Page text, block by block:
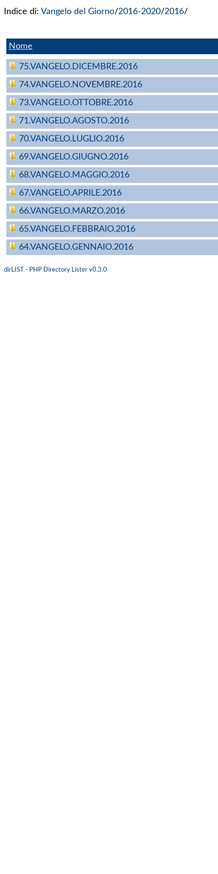
Indice di: Vangelo del Giorno/2016-2020/2016/
Nome
75.VANGELO.DICEMBRE.2016
74.VANGELO.NOVEMBRE.2016
73.VANGELO.OTTOBRE.2016
71.VANGELO.AGOSTO.2016
70.VANGELO.LUGLIO.2016
69.VANGELO.GIUGNO.2016
68.VANGELO.MAGGIO.2016
67.VANGELO.APRILE.2016
66.VANGELO.MARZO.2016
65.VANGELO.FEBBRAIO.2016
64.VANGELO.GENNAIO.2016
dirLIST - PHP Directory Lister v0.3.0